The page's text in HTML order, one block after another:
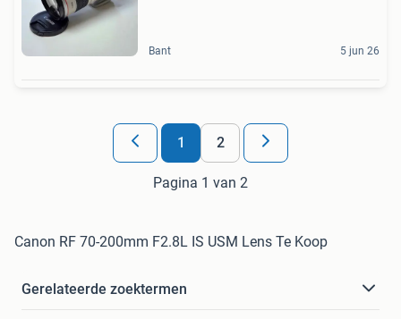
Bant 5 jun 26
1 2
Pagina 1 van 2
Canon RF 70-200mm F2.8L IS USM Lens Te Koop
Gerelateerde zoektermen